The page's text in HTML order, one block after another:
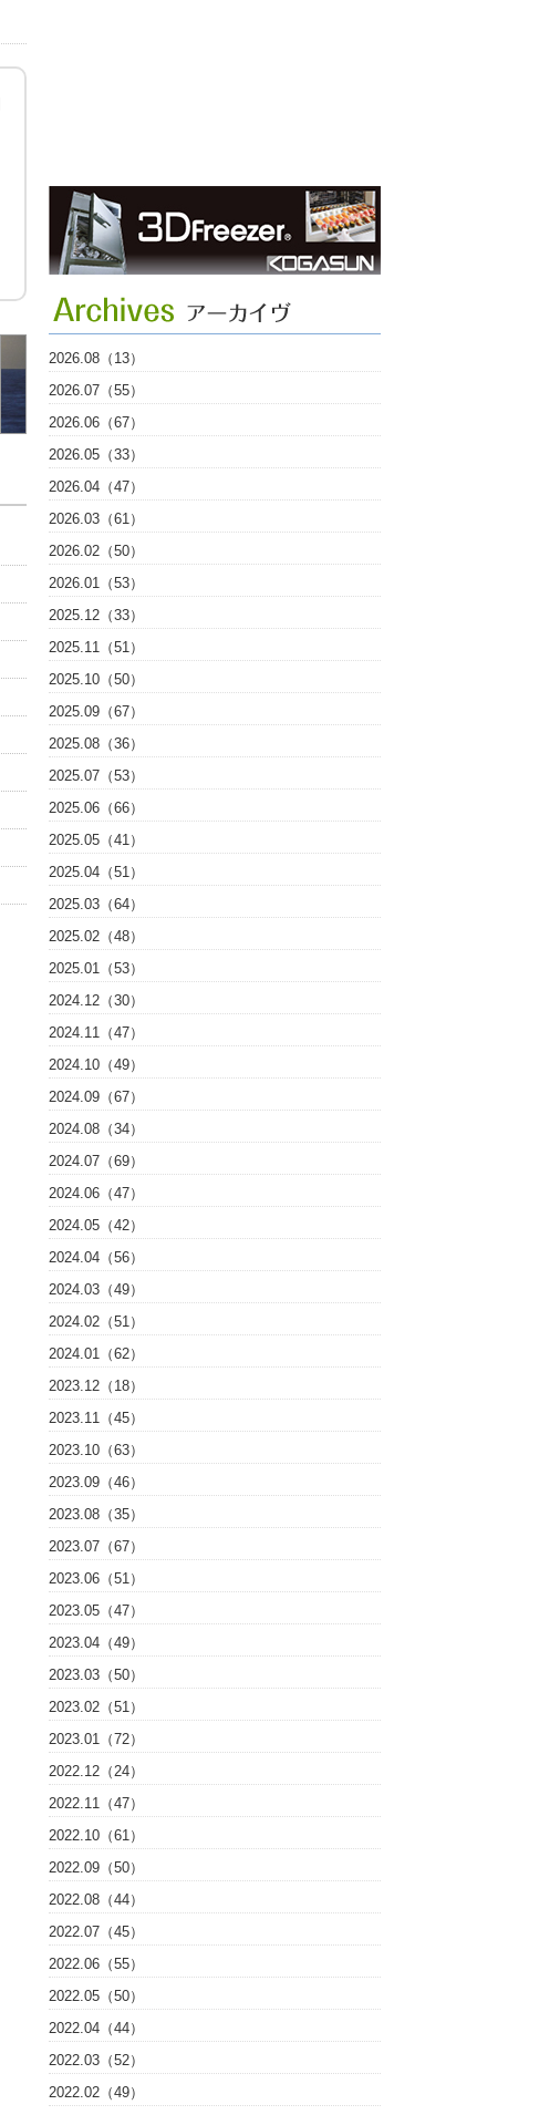
2026.08（13）
2026.07（55）
2026.06（67）
2026.05（33）
2026.04（47）
2026.03（61）
2026.02（50）
2026.01（53）
2025.12（33）
2025.11（51）
2025.10（50）
2025.09（67）
2025.08（36）
2025.07（53）
2025.06（66）
2025.05（41）
2025.04（51）
2025.03（64）
2025.02（48）
2025.01（53）
2024.12（30）
2024.11（47）
2024.10（49）
2024.09（67）
2024.08（34）
2024.07（69）
2024.06（47）
2024.05（42）
2024.04（56）
2024.03（49）
2024.02（51）
2024.01（62）
2023.12（18）
2023.11（45）
2023.10（63）
2023.09（46）
2023.08（35）
2023.07（67）
2023.06（51）
2023.05（47）
2023.04（49）
2023.03（50）
2023.02（51）
2023.01（72）
2022.12（24）
2022.11（47）
2022.10（61）
2022.09（50）
2022.08（44）
2022.07（45）
2022.06（55）
2022.05（50）
2022.04（44）
2022.03（52）
2022.02（49）